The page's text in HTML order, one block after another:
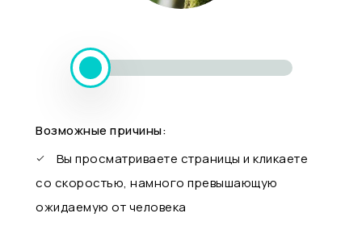
Возможные причины:
Вы просматриваете страницы и кликаете
со скоростью, намного превышающую
ожидаемую от человека